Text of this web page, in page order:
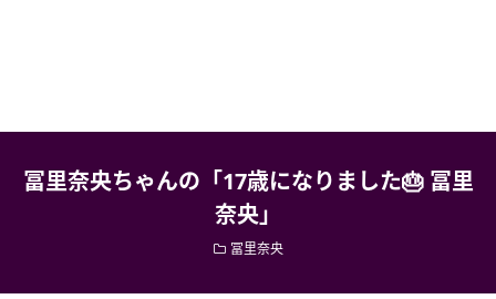
冨里奈央ちゃんの「17歳になりました🎂 冨里
奈央」
冨里奈央